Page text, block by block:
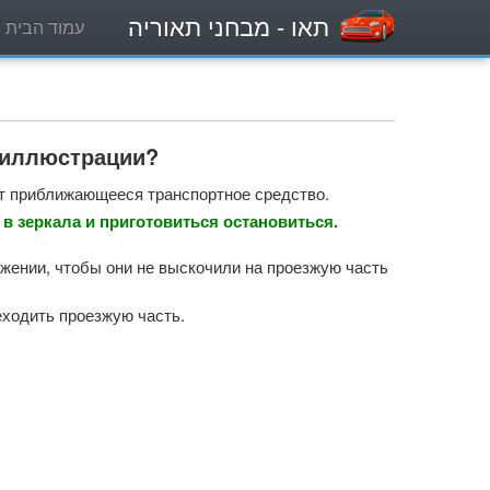
תאו - מבחני תאוריה עמוד הבית
приближающееся транспортное средство.
и приготовиться остановиться.
чтобы они не выскочили на проезжую часть
проезжую часть.